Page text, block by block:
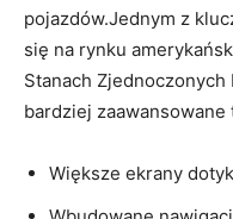
pojazdów.Jednym z
się na rynku
Stanach
bardziej
Większe ekrany